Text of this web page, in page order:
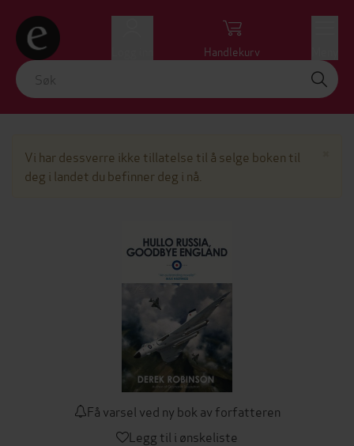
Handlekurv
Vi har dessverre ikke tillatelse til å selge boken til
deg i landet du befinner deg i nå.
Få varsel ved ny bok av forfatteren
Legg til i ønskeliste